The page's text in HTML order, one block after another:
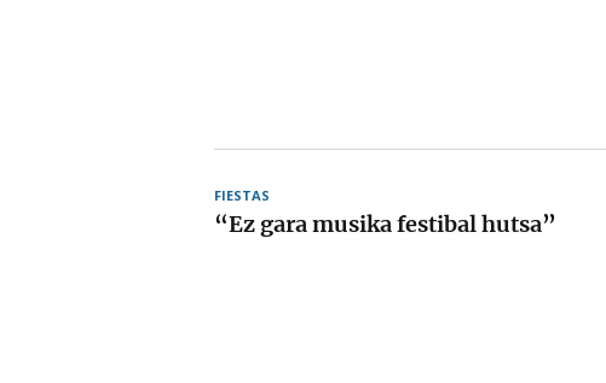
FIESTAS
“Ez gara musika festibal hutsa”